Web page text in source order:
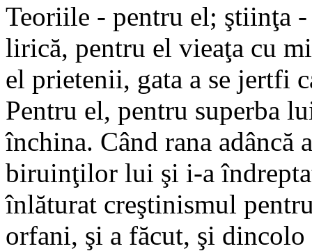
Teoriile - pentru el; ştiinţa
lirică, pentru el vieaţa cu
el prietenii, gata a se jertfi
Pentru el, pentru superba
închina. Când rana
biruinţilor lui şi i-a
înlăturat creştinismul
orfani, şi a făcut, şi